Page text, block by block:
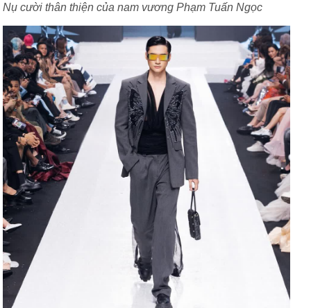
Nụ cười thân thiện của nam vương Phạm Tuấn Ngọc